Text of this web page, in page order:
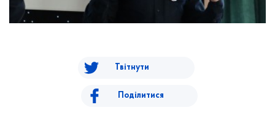
Твітнути
Поділитися